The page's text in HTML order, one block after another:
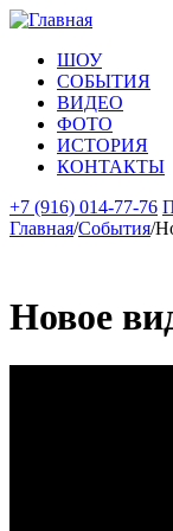
Перейти к
ШОУ
СОБЫТИЯ
ВИДЕО
ФОТО
ИСТОРИЯ
КОНТАКТЫ
+7 (916) 014-77-76
Главная/События/
Новое